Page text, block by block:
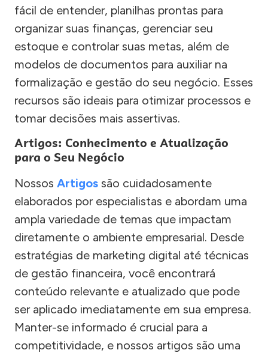
fácil de entender, planilhas prontas para
organizar suas finanças, gerenciar seu
estoque e controlar suas metas, além de
modelos de documentos para auxiliar na
formalização e gestão do seu negócio. Esses
recursos são ideais para otimizar processos e
tomar decisões mais assertivas.
Artigos: Conhecimento e Atualização
para o Seu Negócio
Nossos Artigos são cuidadosamente
elaborados por especialistas e abordam uma
ampla variedade de temas que impactam
diretamente o ambiente empresarial. Desde
estratégias de marketing digital até técnicas
de gestão financeira, você encontrará
conteúdo relevante e atualizado que pode
ser aplicado imediatamente em sua empresa.
Manter-se informado é crucial para a
competitividade, e nossos artigos são uma